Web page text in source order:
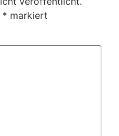
* markiert